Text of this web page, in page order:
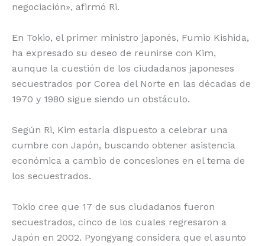
negociación», afirmó Ri.
En Tokio, el primer ministro japonés, Fumio Kishida,
ha expresado su deseo de reunirse con Kim,
aunque la cuestión de los ciudadanos japoneses
secuestrados por Corea del Norte en las décadas de
1970 y 1980 sigue siendo un obstáculo.
Según Ri, Kim estaría dispuesto a celebrar una
cumbre con Japón, buscando obtener asistencia
económica a cambio de concesiones en el tema de
los secuestrados.
Tokio cree que 17 de sus ciudadanos fueron
secuestrados, cinco de los cuales regresaron a
Japón en 2002. Pyongyang considera que el asunto